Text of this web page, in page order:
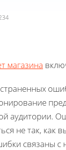
магазина
аудитории.
не так, как
связаны